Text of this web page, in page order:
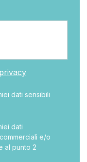
dati sensibili
dati
e/o
al punto 2